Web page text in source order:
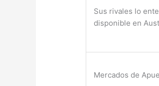
Sus rivales lo
disponible en
Mercados de